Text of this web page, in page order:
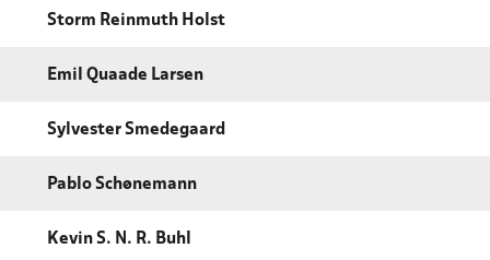
Storm Reinmuth Holst
Emil Quaade Larsen
Sylvester Smedegaard
Pablo Schønemann
Kevin S. N. R. Buhl